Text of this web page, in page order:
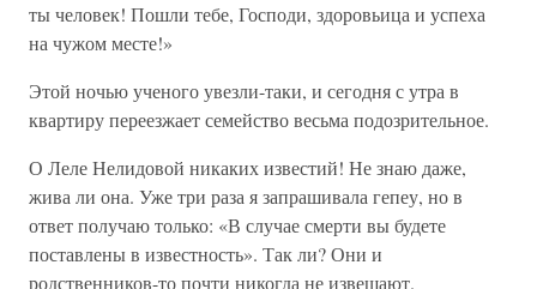
ты человек! Пошли тебе, Господи, здоровьица и успеха
на чужом месте!»
Этой ночью ученого увезли-таки, и сегодня с утра в
квартиру переезжает семейство весьма подозрительное.
О Леле Нелидовой никаких известий! Не знаю даже,
жива ли она. Уже три раза я запрашивала гепеу, но в
ответ получаю только: «В случае смерти вы будете
поставлены в известность». Так ли? Они и
родственников-то почти никогда не извещают.